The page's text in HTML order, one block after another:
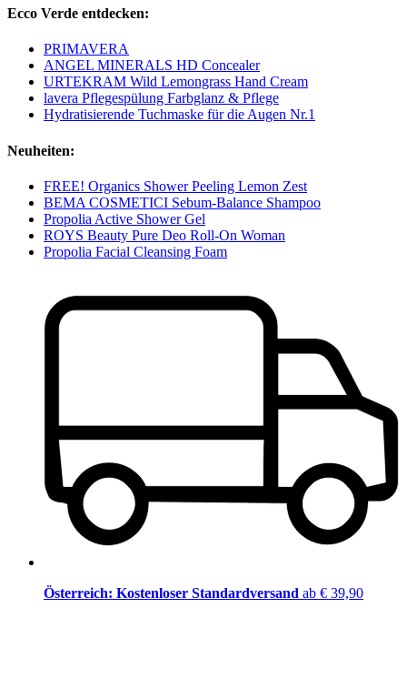
Ecco Verde entdecken:
PRIMAVERA
ANGEL MINERALS HD Concealer
URTEKRAM Wild Lemongrass Hand Cream
lavera Pflegespülung Farbglanz & Pflege
Hydratisierende Tuchmaske für die Augen Nr.1
Neuheiten:
FREE! Organics Shower Peeling Lemon Zest
BEMA COSMETICI Sebum-Balance Shampoo
Propolia Active Shower Gel
ROYS Beauty Pure Deo Roll-On Woman
Propolia Facial Cleansing Foam
Österreich: Kostenloser Standardversand ab € 39,90